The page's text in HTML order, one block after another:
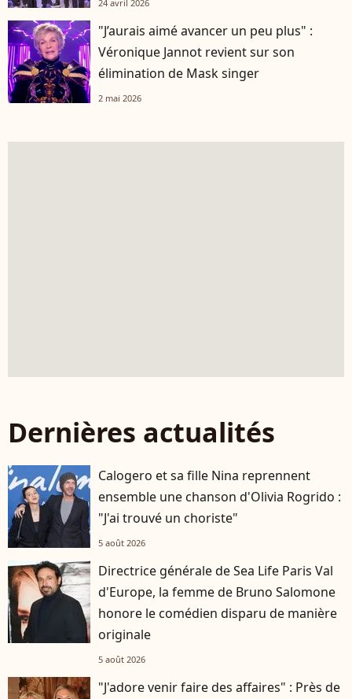
24 avril 2026
"J’aurais aimé avancer un peu plus" :
Véronique Jannot revient sur son
élimination de Mask singer
2 mai 2026
Dernières actualités
Calogero et sa fille Nina reprennent
ensemble une chanson d'Olivia Rogrido :
"J'ai trouvé un choriste"
5 août 2026
Directrice générale de Sea Life Paris Val
d'Europe, la femme de Bruno Salomone
honore le comédien disparu de manière
originale
5 août 2026
"J'adore venir faire des affaires" : Près de